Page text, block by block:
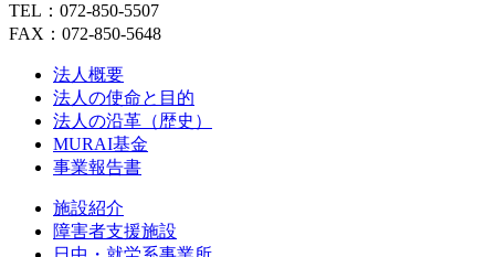
TEL：072-850-5507
FAX：072-850-5648
法人概要
法人の使命と目的
法人の沿革（歴史）
MURAI基金
事業報告書
施設紹介
障害者支援施設